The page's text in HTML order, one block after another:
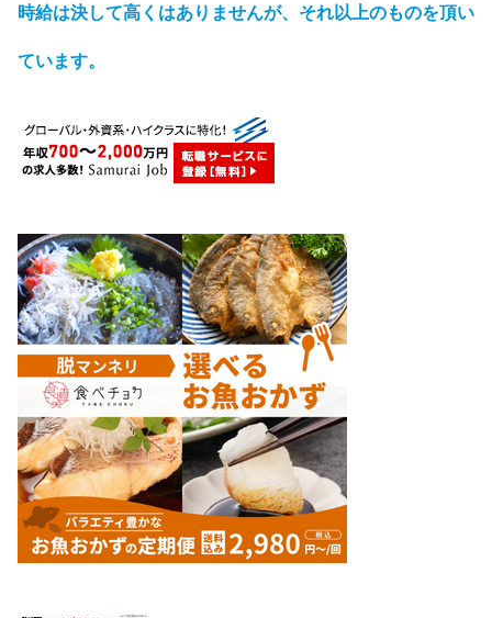
時給は決して高くはありませんが、それ以上のものを頂い
ています。